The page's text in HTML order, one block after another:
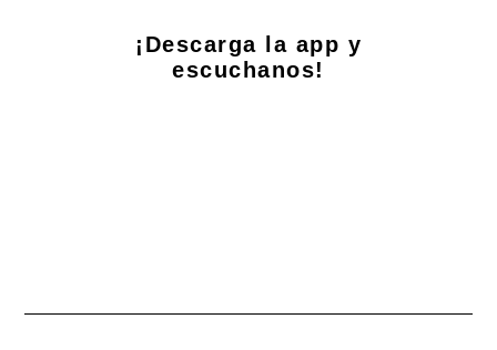
¡Descarga la app y
escuchanos!